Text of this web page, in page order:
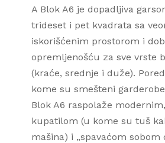
A Blok A6 je dopadljiva
trideset i pet kvadrata sa
iskorišćenim prostorom i
opremljenošću za sve vrste
(kraće, srednje i duže).
kome su smešteni
Blok A6 raspolaže
kupatilom (u kome su tuš
mašina) i „spavaćom sobom